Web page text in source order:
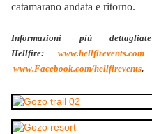
catamarano andata e ritorno.
Informazioni più
Hellfire:www.hellfirevents.com
www.Facebook.com/hellfirevents.